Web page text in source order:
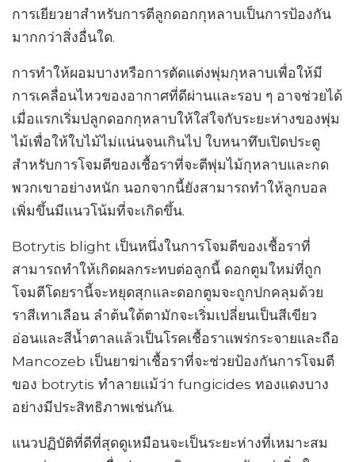
การเยียวยาสำหรับการตีลูกดอกกุหลาบเป็นการป้องกัน
มากกว่าสิ่งอื่นใด.
การทำให้ผอมบางหรือการตัดแต่งพุ่มกุหลาบเพื่อให้มี
การเคลื่อนไหวของอากาศที่ดีผ่านและรอบ ๆ อาจช่วยได้
เมื่อแรกเริ่มปลูกดอกกุหลาบให้ใส่ใจกับระยะห่างของพุ่ม
ไม้เพื่อให้ใบไม้ไม่แน่นจนเกินไป ใบหนาทึบเปิดประตู
สำหรับการโจมตีของเชื้อราที่จะตีพุ่มไม้กุหลาบและกด
พวกเขาอย่างหนัก นอกจากนี้ยังสามารถทำให้ลูกบอล
เพิ่มขึ้นมีแนวโน้มที่จะเกิดขึ้น.
Botrytis blight เป็นหนึ่งในการโจมตีของเชื้อราที่
สามารถทำให้เกิดผลกระทบต่อลูกนี้ ดอกตูมใหม่ที่ถูก
โจมตีโดยรานี้จะหยุดสุกและดอกตูมจะถูกปกคลุมด้วย
ราสีเทาเลือน ลำต้นใต้ตามักจะเริ่มเปลี่ยนเป็นสีเขียว
อ่อนและสีน้ำตาลแล้วเป็นโรคเชื้อราแพร่กระจายและถือ
Mancozeb เป็นยาฆ่าเชื้อราที่จะช่วยป้องกันการโจมตี
ของ botrytis ทำลายแม้ว่า fungicides ทองแดงบาง
อย่างมีประสิทธิภาพเช่นกัน.
แนวปฏิบัติที่ดีที่สุดดูเหมือนจะเป็นระยะห่างที่เหมาะสม